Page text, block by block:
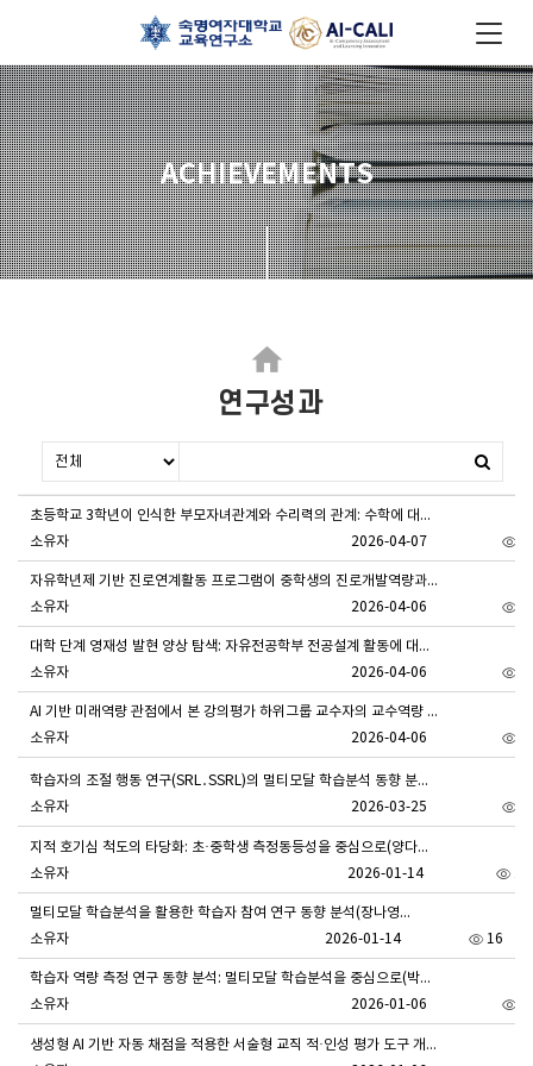
ACHIEVEMENTS
home
연구성과
초등학교 3학년이 인식한 부모자녀관계와 수리력의 관계: 수학에 대한 태도의 매개효과 검증(신윤선, 박소영)
소유자
2026-04-07
자유학년제 기반 진로연계활동 프로그램이 중학생의 진로개발역량과 학습동기에 미치는 효과(박현희, 박소영)
소유자
2026-04-06
대학 단계 영재성 발현 양상 탐색: 자유전공학부 전공설계 활동에 대한 AI 기반 멀티모달 학습분석(박현희, 박소영)
소유자
2026-04-06
AI 기반 미래역량 관점에서 본 강의평가 하위그룹 교수자의 교수역량 진단과 맞춤형 교수지원 모형 개발(박현희, 박소영)
소유자
2026-04-06
학습자의 조절 행동 연구(SRL․SSRL)의 멀티모달 학습분석 동향 분석: 데이터 수집-처리-분석-활용 관점을 중심으로(이성혜, 박소영)
소유자
2026-03-25
지적 호기심 척도의 타당화: 초·중학생 측정동등성을 중심으로(양다형, 이성혜, 함은혜)
소유자
18
2026-01-14
멀티모달 학습분석을 활용한 학습자 참여 연구 동향 분석(장나영, 이성혜, 박소영)
소유자
16
2026-01-14
학습자 역량 측정 연구 동향 분석: 멀티모달 학습분석을 중심으로(박소영, 이성혜, 장나영)
소유자
2026-01-06
생성형 AI 기반 자동 채점을 적용한 서술형 교직 적·인성 평가 도구 개발(최인희, 박소영, 이유경)